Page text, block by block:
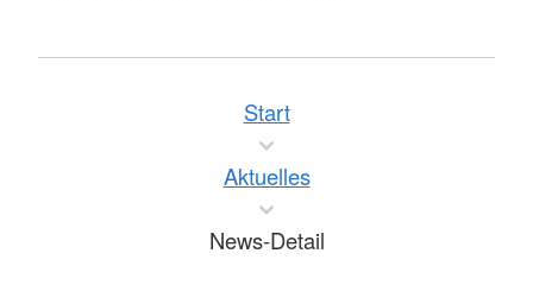
Start
Aktuelles
News-Detail